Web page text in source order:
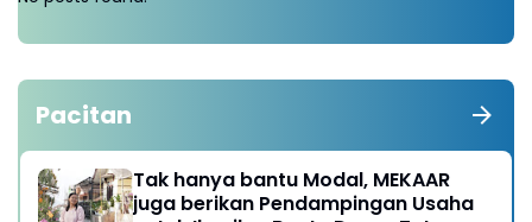
Pacitan
Tak hanya bantu Modal, MEKAAR
juga berikan Pendampingan Usaha